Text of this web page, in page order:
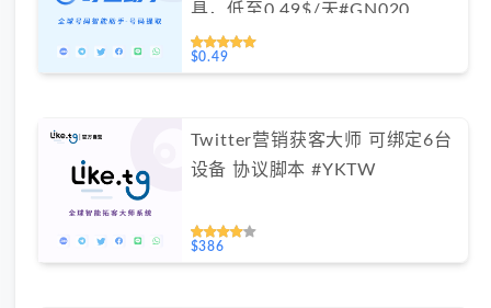
具，低至0.49$/天#GN020
$0.49
Twitter营销获客大师 可绑定6台
设备 协议脚本 #YKTW
$386